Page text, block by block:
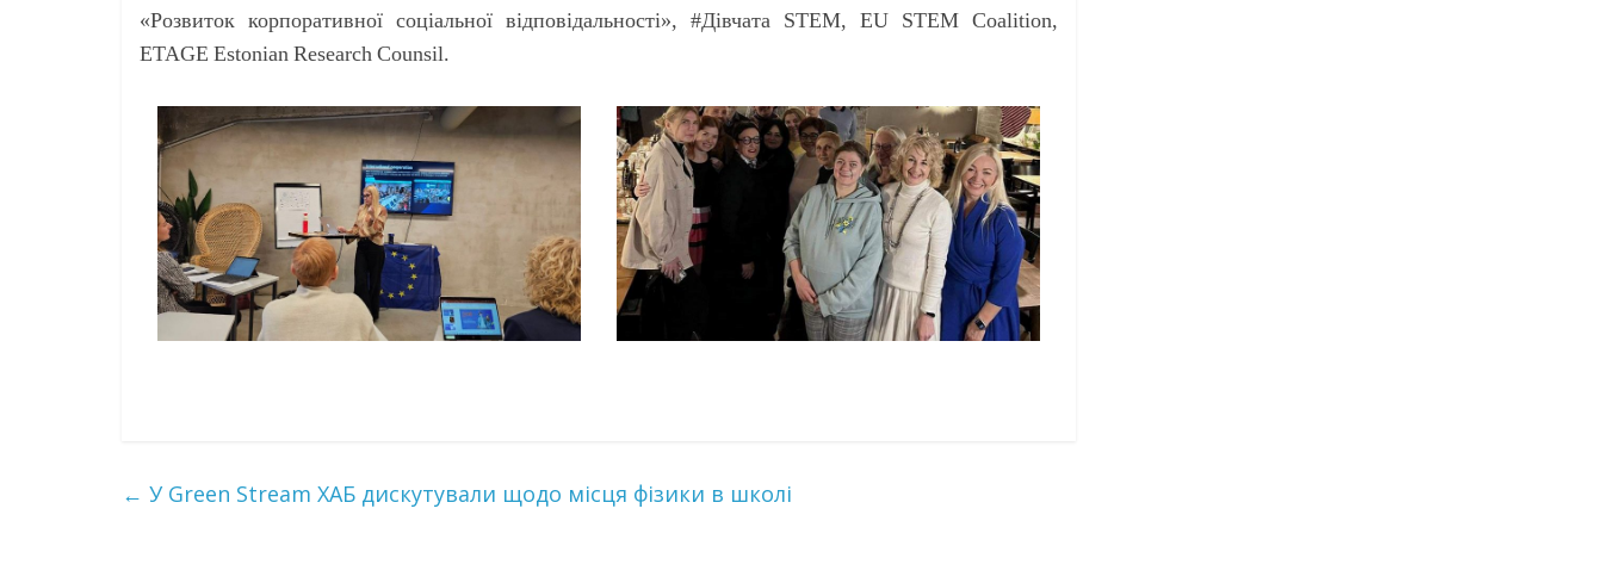
«Розвиток корпоративної соціальної відповідальності», #Дівчата STEM, EU STEM Coalition,
ETAGE Estonian Research Counsil.
← У Green Stream ХАБ дискутували щодо місця фізики в школі